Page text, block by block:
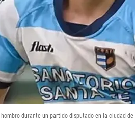
durante un partido disputado en la ciudad de